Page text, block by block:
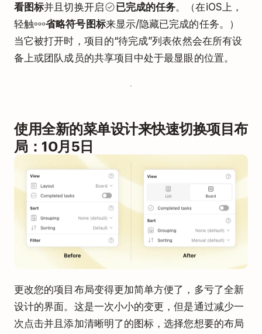
看图标并且切换开启 已完成的任务。（在iOS上，
轻触
省略符号图标来显示/隐藏已完成的任务。）
当它被打开时，项目的“待完成”列表依然会在所有设
备上或团队成员的共享项目中处于最显眼的位置。
使用全新的菜单设计来快速切换项目布
局：10月5日
更改您的项目布局变得更加简单方便了，多亏了全新
设计的界面。这是一次小小的变更，但是通过减少一
次点击并且添加清晰明了的图标，选择您想要的布局